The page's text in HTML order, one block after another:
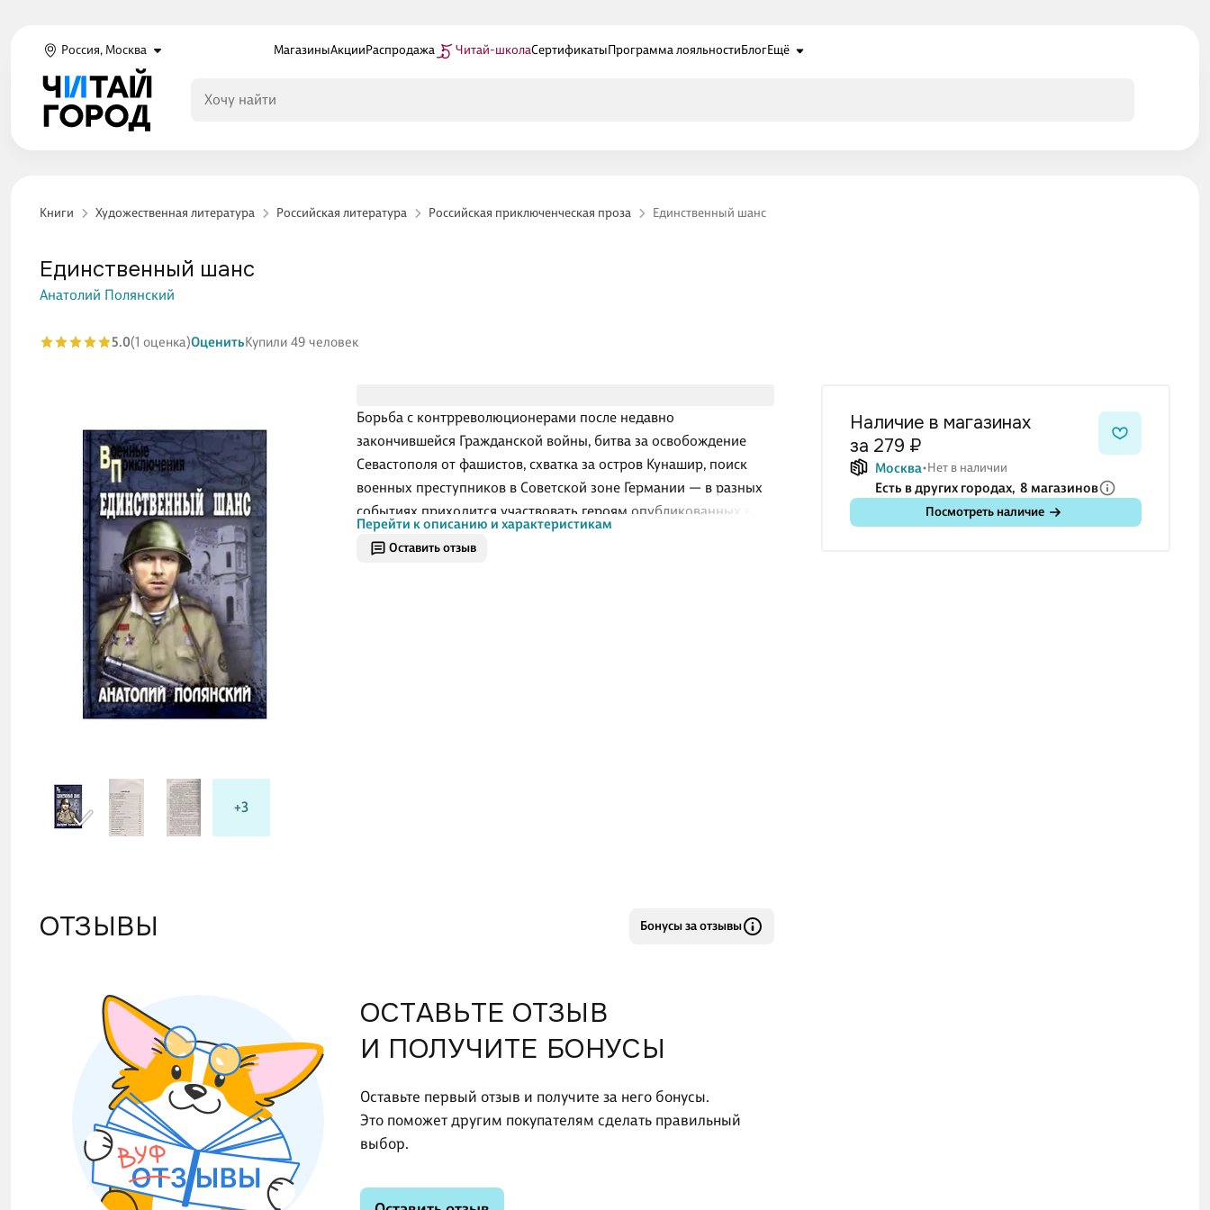
Россия, Москва МагазиныАкцииРаспродажа Читай-школаСертификатыПрограмма лояльностиБлогЕщё
Книги Художественная литература Российская литература Российская приключенческая проза Единственный шанс
+3
Оставить отзыв
Борьба с контрреволюционерами после недавно
закончившейся Гражданской войны, битва за освобождение
Севастополя от фашистов, схватка за остров Кунашир, поиск
военных преступников в Советской зоне Германии — в разных
событиях приходится участвовать героям опубликованных в
этой книге произведений. Но все они стараются защитить
родную страну, ибо так только и приходит Победа, до которой
Перейти к описанию и характеристикам
Единственный шанс
Анатолий Полянский
5.0(1 оценка)ОценитьКупили 49 человек
Наличие в магазинах
за 279 ₽
Москва Нет в наличии
Есть в других городах, 8 магазинов
Посмотреть наличие
ОТЗЫВЫ Бонусы за отзывы
ОСТАВЬТЕ ОТЗЫВ
И ПОЛУЧИТЕ БОНУСЫ
Оставьте первый отзыв и получите за него бонусы.
Это поможет другим покупателям сделать правильный
выбор.